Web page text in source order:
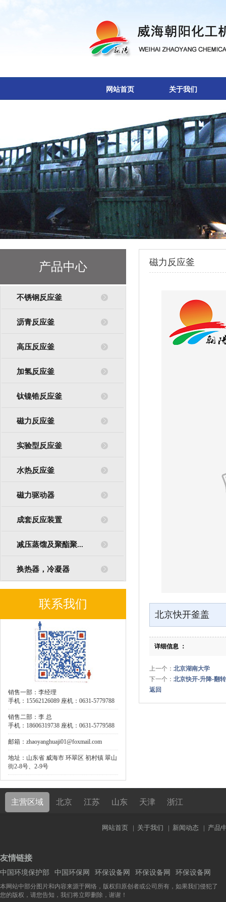
网站首页 关于我们
产品中心
不锈钢反应釜
沥青反应釜
高压反应釜
加氢反应釜
钛镍锆反应釜
磁力反应釜
实验型反应釜
水热反应釜
磁力驱动器
成套反应装置
减压蒸馏及聚酯聚...
换热器，冷凝器
联系我们
销售一部：李经理
手机：15562126089 座机：0631-5779788
销售二部：李 总
手机：18606319738 座机：0631-5779588
邮箱：zhaoyanghuaji01@foxmail.com
地址：山东省 威海市 环翠区 初村镇 翠山
街2-8号、2-9号
磁力反应釜
北京快开釜盖
详细信息 ：
上一个： 北京湖南大学
下一个： 北京快开-升降-翻转
返回
主营区域 北京 江苏 山东 天津 浙江
网站首页 | 关于我们 | 新闻动态 | 产品
友情链接
中国环境保护部 中国环保网 环保设备网 环保设备网 环保设备网
本网站中部分图片和内容来源于网络，版权归原创者或公司所有，如果我们侵犯了
您的版权，请您告知，我们将立即删除，谢谢！